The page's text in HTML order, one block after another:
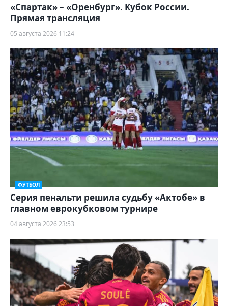
«Спартак» – «Оренбург». Кубок России.
Прямая трансляция
05 августа 2026 11:24
ФУТБОЛ
Серия пенальти решила судьбу «Актобе» в
главном еврокубковом турнире
04 августа 2026 23:53